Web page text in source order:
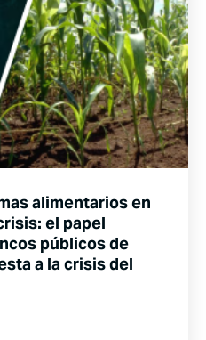
alimentarios en
el papel
públicos de
a la crisis del